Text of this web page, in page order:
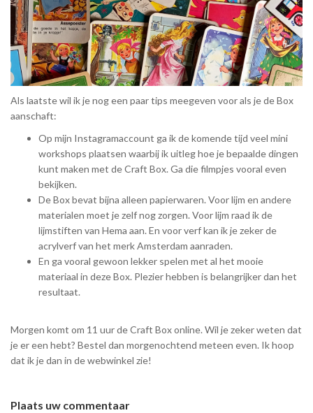
Als laatste wil ik je nog een paar tips meegeven voor als je de Box
aanschaft:
Op mijn Instagramaccount ga ik de komende tijd veel mini
workshops plaatsen waarbij ik uitleg hoe je bepaalde dingen
kunt maken met de Craft Box. Ga die filmpjes vooral even
bekijken.
De Box bevat bijna alleen papierwaren. Voor lijm en andere
materialen moet je zelf nog zorgen. Voor lijm raad ik de
lijmstiften van Hema aan. En voor verf kan ik je zeker de
acrylverf van het merk Amsterdam aanraden.
En ga vooral gewoon lekker spelen met al het mooie
materiaal in deze Box. Plezier hebben is belangrijker dan het
resultaat.
Morgen komt om 11 uur de Craft Box online. Wil je zeker weten dat
je er een hebt? Bestel dan morgenochtend meteen even. Ik hoop
dat ik je dan in de webwinkel zie!
Plaats uw commentaar